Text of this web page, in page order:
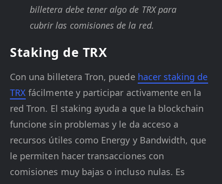
billetera debe tener algo de TRX para
cubrir las comisiones de la red.
Staking de TRX
Con una billetera Tron, puede hacer staking de
TRX fácilmente y participar activamente en la
red Tron. El staking ayuda a que la blockchain
funcione sin problemas y le da acceso a
recursos útiles como Energy y Bandwidth, que
le permiten hacer transacciones con
comisiones muy bajas o incluso nulas. Es